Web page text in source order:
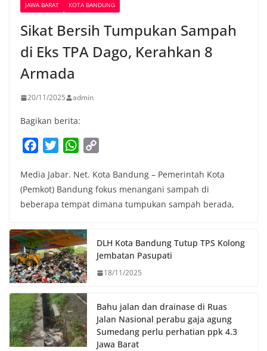
JAWA BARAT KOTA BANDUNG
Sikat Bersih Tumpukan Sampah
di Eks TPA Dago, Kerahkan 8
Armada
20/11/2025 admin
Bagikan berita:
c
e
b
o
k
i
t
t
r
W
a
t
s
p
p
p
y
L
n
k
Media Jabar. Net. Kota Bandung – Pemerintah Kota
(Pemkot) Bandung fokus menangani sampah di
beberapa tempat dimana tumpukan sampah berada,
DLH Kota Bandung Tutup TPS Kolong
Jembatan Pasupati
18/11/2025
Bahu jalan dan drainase di Ruas
Jalan Nasional perabu gaja agung
Sumedang perlu perhatian ppk 4.3
Jawa Barat